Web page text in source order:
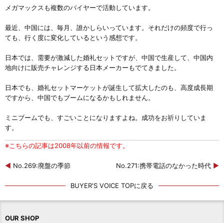
メガマックスも複数のバイヤーで活動しています。
最近、中国には、毎月、誰かしらいっています。それだけの頻度で行っ
ても、行く度に変化しているという感想です。
日本では、需要が激減した婚礼セットですが、中国で生産して、中国内
地向けに販売チャレンジする日本メーカーもでてきました。
日本でも、婚礼セットマーケットが誕生して拡大したのも、高度成長期
ですから、中国でもブームになるかもしれません。
ミニブームでも、すごいことになりますよね。成功をお祈りしていま
す。
※こちらの記事は2008年以前の情報です。
◀ No.269:廃盤の季節 No.271:携帯電話のなかった時代 ▶
BUYER'S VOICE TOPに戻る
OUR SHOP